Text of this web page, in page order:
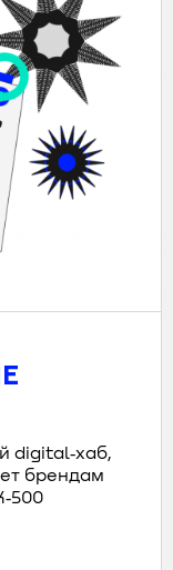
digital‑хаб,
брендам